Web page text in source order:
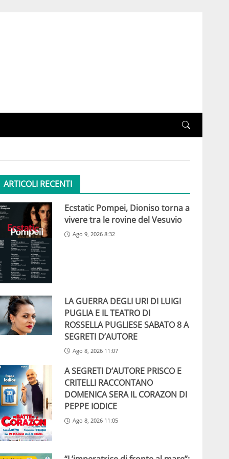
ARTICOLI RECENTI
Ecstatic Pompei, Dioniso torna a
vivere tra le rovine del Vesuvio
Ago 9, 2026 8:32
LA GUERRA DEGLI URI DI LUIGI
PUGLIA E IL TEATRO DI
ROSSELLA PUGLIESE SABATO 8 A
SEGRETI D’AUTORE
Ago 8, 2026 11:07
A SEGRETI D’AUTORE PRISCO E
CRITELLI RACCONTANO
DOMENICA SERA IL CORAZON DI
PEPPE IODICE
Ago 8, 2026 11:05